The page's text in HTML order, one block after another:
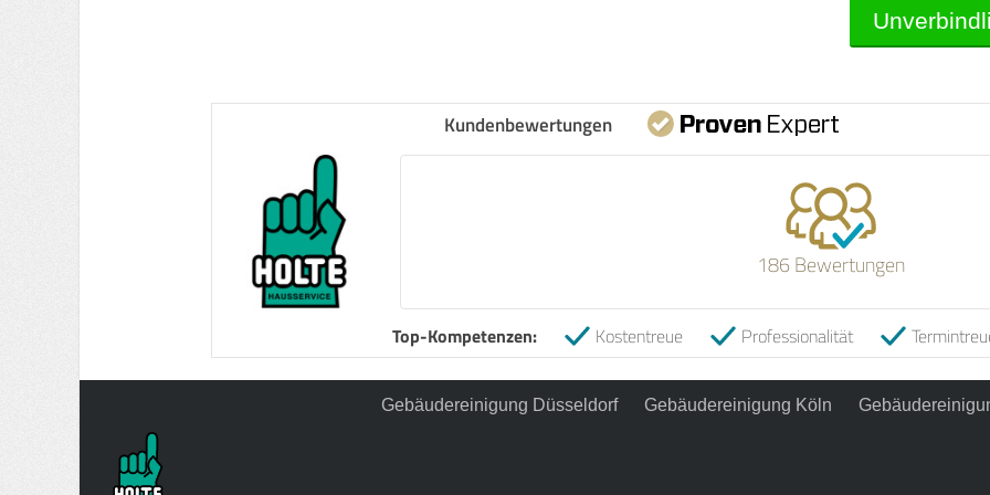
Kundenbewertungen
186 Bewertungen
Top-Kompetenzen: Kostentreue Professionalität
Gebäudereinigung Düsseldorf Gebäudereinigung Köln